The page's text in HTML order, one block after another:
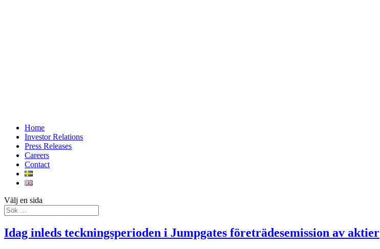
Home
Investor Relations
Press Releases
Careers
Contact
Välj en sida
Idag inleds teckningsperioden i Jumpgates företrädesemission av aktier